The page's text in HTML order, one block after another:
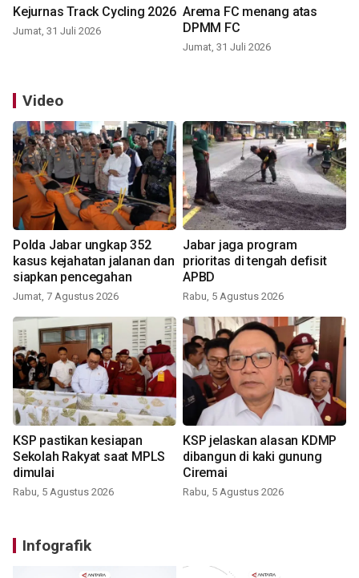
Kejurnas Track Cycling 2026
Jumat, 31 Juli 2026
Arema FC menang atas
DPMM FC
Jumat, 31 Juli 2026
Video
Polda Jabar ungkap 352
kasus kejahatan jalanan dan
siapkan pencegahan
Jumat, 7 Agustus 2026
Jabar jaga program
prioritas di tengah defisit
APBD
Rabu, 5 Agustus 2026
KSP pastikan kesiapan
Sekolah Rakyat saat MPLS
dimulai
Rabu, 5 Agustus 2026
KSP jelaskan alasan KDMP
dibangun di kaki gunung
Ciremai
Rabu, 5 Agustus 2026
Infografik